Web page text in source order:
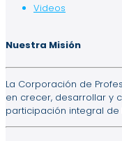
Videos
Nuestra Misión
La Corporación de
en crecer, desarrollar y
participación integral